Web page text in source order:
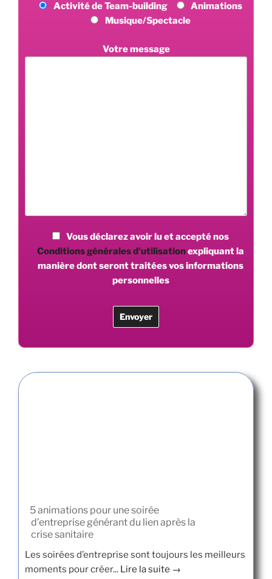
Activité de Team-building
Animations
Musique/Spectacle
Votre message
Vous déclarez avoir lu et accepté nos
Conditions générales d’utilisationexpliquant la
manière dont seront traitées vos informations
personnelles
5 animations pour une soirée
d’entreprise générant du lien après la
crise sanitaire
Les soirées d’entreprise sont toujours les meilleurs
moments pour créer... Lire la suite →